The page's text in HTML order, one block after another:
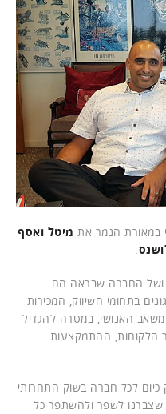
במאורת הנמר את מיטל ואסף
.
ושל החברה שבראה הם
בתחומי השיווק, המכירות
האנושי, במטרה להגדיל
הלקוחות, ההתמקצעות
כיום לכל חברה בשוק התחרותי
שצברנו לשפר ולהשתפר כל